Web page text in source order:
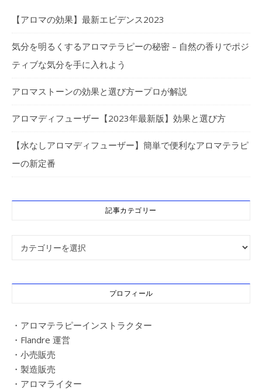
【アロマの効果】最新エビデンス2023
気分を明るくするアロマテラピーの秘密 – 自然の香りでポジ
ティブな気分を手に入れよう
アロマストーンの効果と選び方ープロが解説
アロマディフューザー【2023年最新版】効果と選び方
【水なしアロマディフューザー】簡単で便利なアロマテラピ
ーの新定番
記事カテゴリー
記事カテゴリー
プロフィール
・アロマテラピーインストラクター
・Flandre 運営
・小売販売
・製造販売
・アロマライター